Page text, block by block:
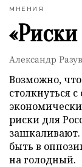
МНЕНИЯ
Александр
Возможно,
столкнуться
риски для
зашкаливают.
быть в
на голодный.